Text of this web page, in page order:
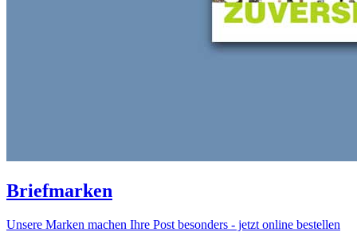
Briefmarken
Unsere Marken machen Ihre Post besonders - jetzt online bestellen